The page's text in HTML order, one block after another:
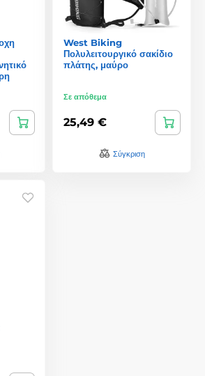
West Biking
Πολυλειτουργικό σακίδιο
πλάτης, μαύρο
Σε απόθεμα
25,49 €
Σύγκριση